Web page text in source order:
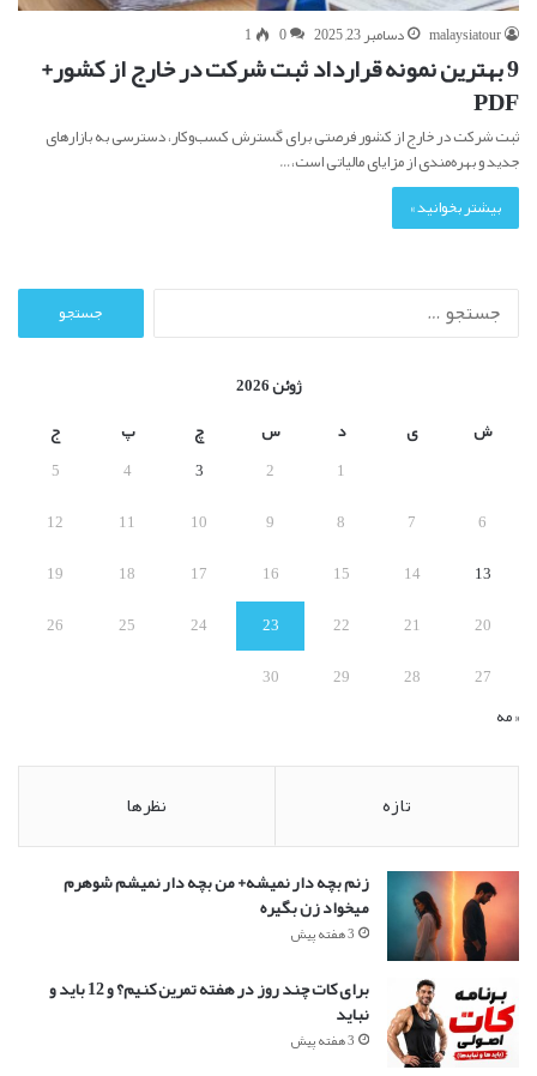
malaysiatour
دسامبر 23, 2025 0
1
9 بهترین نمونه قرارداد ثبت شرکت در خارج از کشور+
PDF
ثبت شرکت در خارج از کشور فرصتی برای گسترش کسب‌وکار، دسترسی به بازارهای
جدید و بهره‌مندی از مزایای مالیاتی است،…
بیشتر بخوانید »
ژوئن 2026
ش
ی د س چ پ
ج
1
2
3
4
5
6
7
8
9
10
11
12
13
14
15
16
17
18
19
20
21
22
23
24
25
26
27
28
29
30
« مه
تازه نظرها
زنم بچه دار نمیشه+ من بچه دار نمیشم شوهرم
میخواد زن بگیره
3 هفته پیش
برای کات چند روز در هفته تمرین کنیم؟ و 12 باید و
نباید
3 هفته پیش